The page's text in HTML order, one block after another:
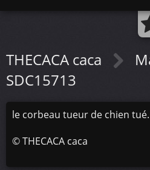
THECACA caca
SDC15713
le corbeau tueur de chien tué.
©THECACA caca